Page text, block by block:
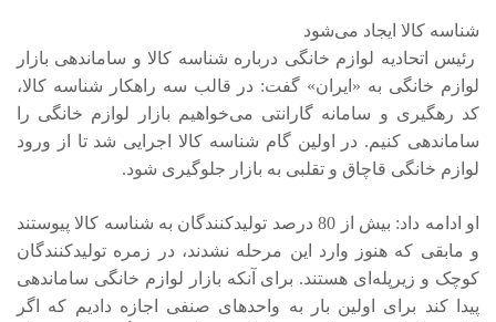
شناسه کالا ایجاد می‌شود
رئیس اتحادیه لوازم خانگی درباره شناسه کالا و ساماندهی بازار
لوازم خانگی به «ایران» گفت: در قالب سه راهکار شناسه کالا،
کد رهگیری و سامانه گارانتی می‌خواهیم بازار لوازم خانگی را
ساماندهی کنیم. در اولین گام شناسه کالا اجرایی شد تا از ورود
لوازم خانگی قاچاق و تقلبی به بازار جلوگیری شود.
او ادامه داد: بیش از 80 درصد تولیدکنندگان به شناسه کالا پیوستند
و مابقی که هنوز وارد این مرحله نشدند، در زمره تولیدکنندگان
کوچک و زیرپله‌ای هستند. برای آنکه بازار لوازم خانگی ساماندهی
پیدا کند برای اولین بار به واحدهای صنفی اجازه دادیم که اگر